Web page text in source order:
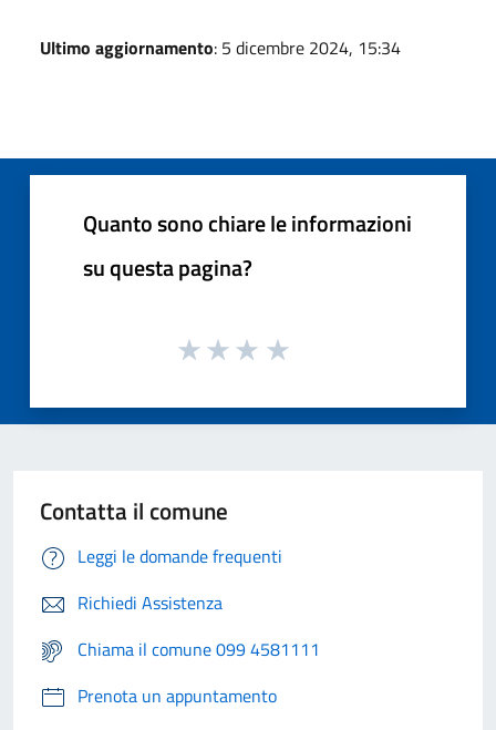
Ultimo aggiornamento: 5 dicembre 2024, 15:34
Quanto sono chiare le informazioni
su questa pagina?
Contatta il comune
Leggi le domande frequenti
Richiedi Assistenza
Chiama il comune 099 4581111
Prenota un appuntamento